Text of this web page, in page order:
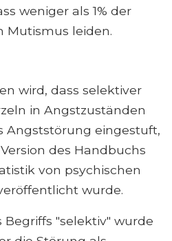
weniger als 1% der
Mutismus leiden.
wird, dass selektiver
in Angstzuständen
Angststörung eingestuft,
des Handbuchs
von psychischen
wurde.
Begriffs "selektiv" wurde